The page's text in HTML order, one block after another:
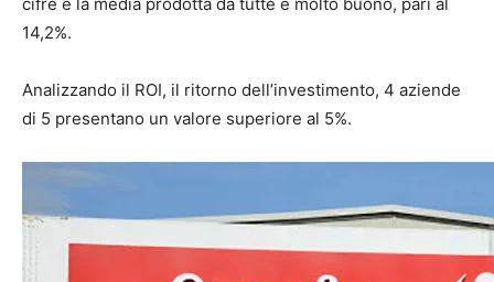
14,2%.
Analizzando il ROI, il ritorno dell’investimento, 4 aziende
di 5 presentano un valore superiore al 5%.
.